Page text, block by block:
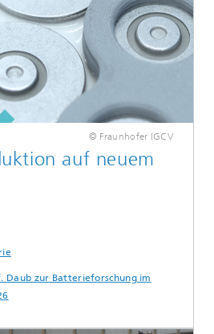
© Fraunhofer IGCV
auf neuem
Daub zur Batterieforschung im